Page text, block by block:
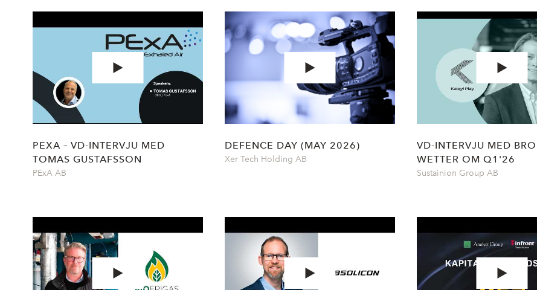
PEXA – VD-INTERVJU MED
TOMAS GUSTAFSSON
PExA AB
DEFENCE DAY (MAY 2026)
Xer Tech Holding AB
VD-INTERVJU MED
WETTER OM Q1'26
Sustainion Group AB